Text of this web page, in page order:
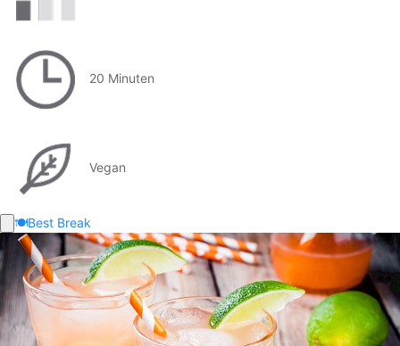
20 Minuten
Vegan
🍽️Best Break